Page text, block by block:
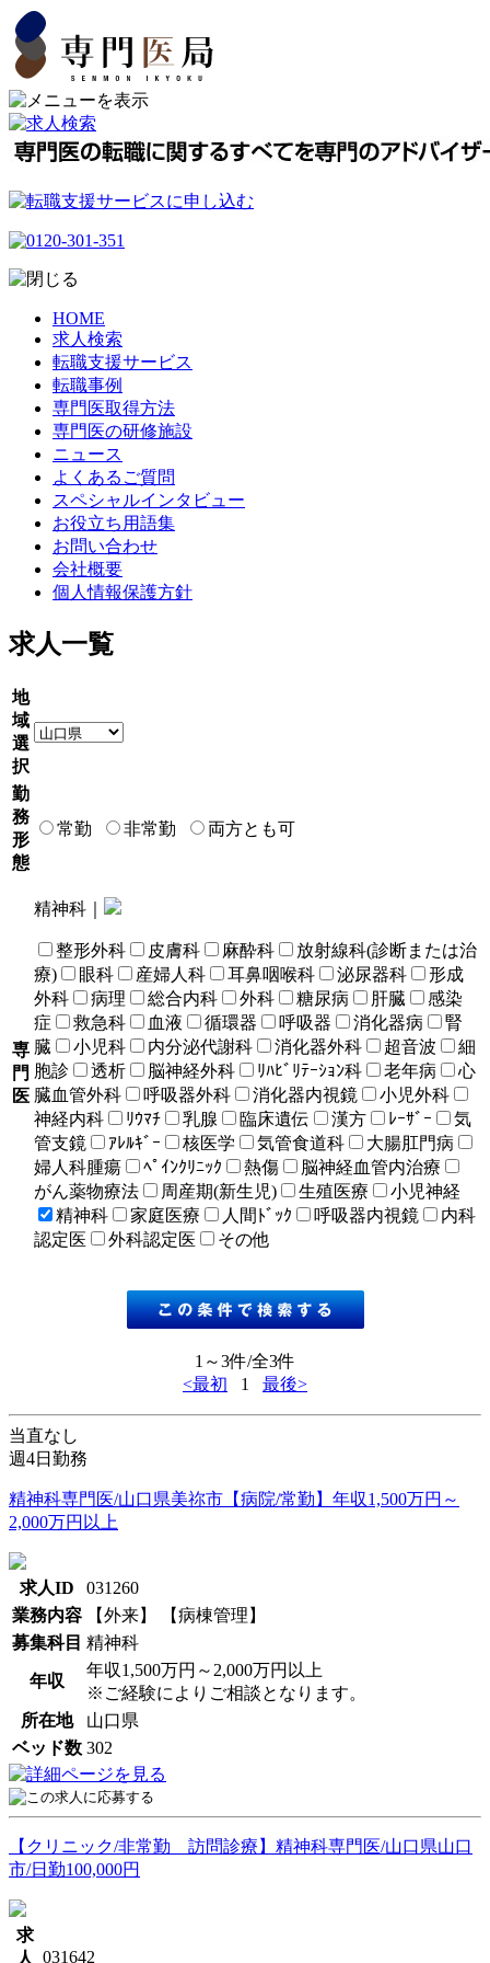
HOME
求人検索
転職支援サービス
転職事例
専門医取得方法
専門医の研修施設
ニュース
よくあるご質問
スペシャルインタビュー
お役立ち用語集
お問い合わせ
会社概要
個人情報保護方針
求人一覧
地
域
選
択
勤
務
形
態
常勤 非常勤 両方とも可
専
門
医
精神科｜
整形外科 皮膚科 麻酔科
放射線科(診断または治
療)
眼科 産婦人科 耳鼻咽喉科 泌尿器科
形成
外科
病理 総合内科 外科 糖尿病 肝臓
感染
症
救急科 血液 循環器 呼吸器 消化器病
腎
臓
小児科 内分泌代謝科 消化器外科 超音波
細
胞診
透析 脳神経外科 ﾘﾊﾋﾞﾘﾃｰｼｮﾝ科 老年病
心
臓血管外科
呼吸器外科 消化器内視鏡
小児外科
神経内科
ﾘｳﾏﾁ 乳腺 臨床遺伝 漢方 ﾚｰｻﾞｰ
気
管支鏡
ｱﾚﾙｷﾞｰ 核医学 気管食道科
大腸肛門病
婦人科腫瘍
ﾍﾟｲﾝｸﾘﾆｯｸ 熱傷
脳神経血管内治療
がん薬物療法
周産期(新生児) 生殖医療
小児神経
精神科
家庭医療 人間ﾄﾞｯｸ 呼吸器内視鏡
内科
認定医
外科認定医 その他
1～3件/全3件
<最初
1 最後>
当直なし
週4日勤務
精神科専門医/山口県美祢市【病院/常勤】年収1,500万円～
2,000万円以上
求人ID
031260
業務内容
【外来】 【病棟管理】
募集科目 精神科
年収
年収1,500万円～2,000万円以上
※ご経験によりご相談となります。
所在地
山口県
ベッド数 302
【クリニック/非常勤 訪問診療】精神科専門医/山口県山口
市/日勤100,000円
求
人 031642